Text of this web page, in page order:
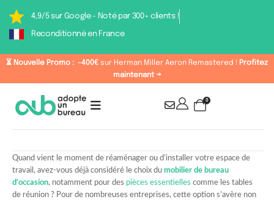
4,9/5 sur Google - Noté par 300+ clients !
Reconditionné en France
⏳ Nouvelle Promo : -400€ sur Herman Miller Aeron Remastered ! Profitez
maintenant →
0
Quand vient le moment de réaménager ou d’installer votre espace de
travail, avez-vous déjà considéré le choix du mobilier de bureau
d’occasion, notamment pour des pièces essentielles comme les tables
de réunion ? Pour de nombreuses entreprises, cette option s’avère non